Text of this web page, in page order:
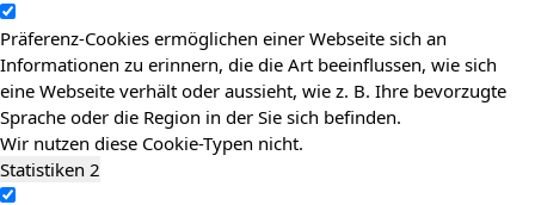
Präferenz-Cookies ermöglichen einer Webseite sich an
Informationen zu erinnern, die die Art beeinflussen, wie sich
eine Webseite verhält oder aussieht, wie z. B. Ihre bevorzugte
Sprache oder die Region in der Sie sich befinden.
Wir nutzen diese Cookie-Typen nicht.
Statistiken 2